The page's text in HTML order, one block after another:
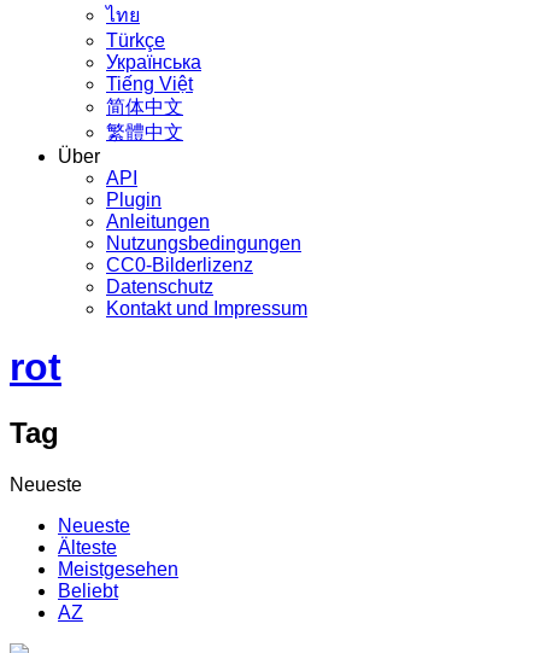
ไทย
Türkçe
Українська
Tiếng Việt
简体中文
繁體中文
Über
API
Plugin
Anleitungen
Nutzungsbedingungen
CC0-Bilderlizenz
Datenschutz
Kontakt und Impressum
rot
Tag
Neueste
Neueste
Älteste
Meistgesehen
Beliebt
AZ